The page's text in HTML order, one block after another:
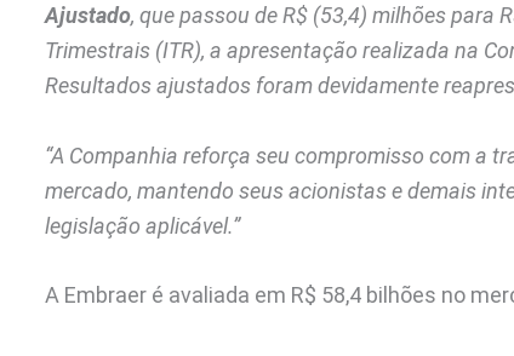
Ajustado, que passou de R$ (53,4) milhões para
Trimestrais (ITR), a apresentação realizada na
Resultados ajustados foram devidamente
“A Companhia reforça seu compromisso com a
mercado, mantendo seus acionistas e demais
legislação aplicável.”
A Embraer é avaliada em R$ 58,4 bilhões no